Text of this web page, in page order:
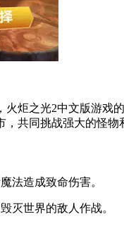
炬之光2中文版游戏
共同挑战强大的怪物
法造成致命伤害。
灭世界的敌人作战。